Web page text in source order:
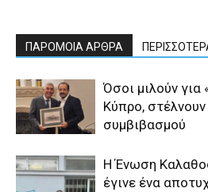
ΠΑΡΟΜΟΙΑ ΑΡΘΡΑ
Όσοι μιλούν
Κύπρο,
συμβιβασμού
Η Ένωση
έγινε ένα